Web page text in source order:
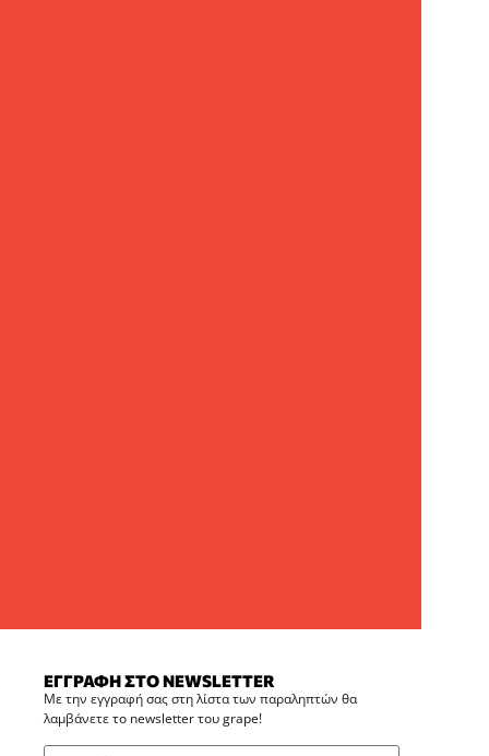
ΕΓΓΡΑΦΗ ΣΤΟ NEWSLETTER
Με την εγγραφή σας στη λίστα των παραληπτών θα
λαμβάνετε το newsletter του grape!